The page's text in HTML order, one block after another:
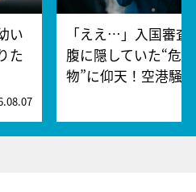
い
た
「ええ…」入国審査
腹に隠していた“危
物”に仰天！空港騒